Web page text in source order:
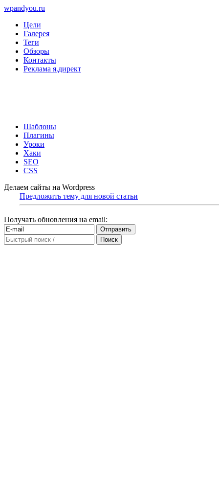
wpandyou.ru
Цели
Галерея
Теги
Обзоры
Контакты
Реклама я.директ
Шаблоны
Плагины
Уроки
Хаки
SEO
CSS
Делаем сайты на Wordpress
Предложить тему для новой статьи
Получать обновления на email: